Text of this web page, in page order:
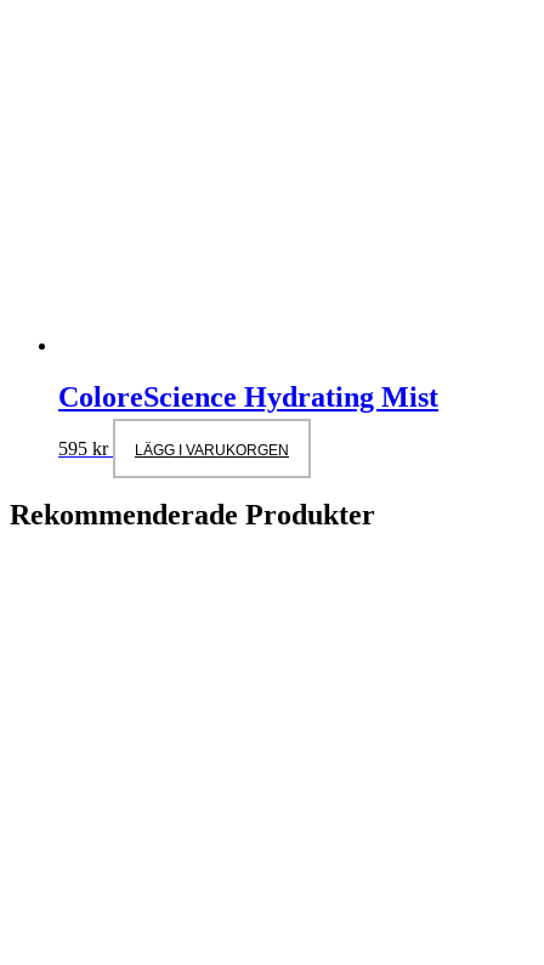
ColoreScience Hydrating Mist
595 kr LÄGG I VARUKORGEN
Rekommenderade Produkter